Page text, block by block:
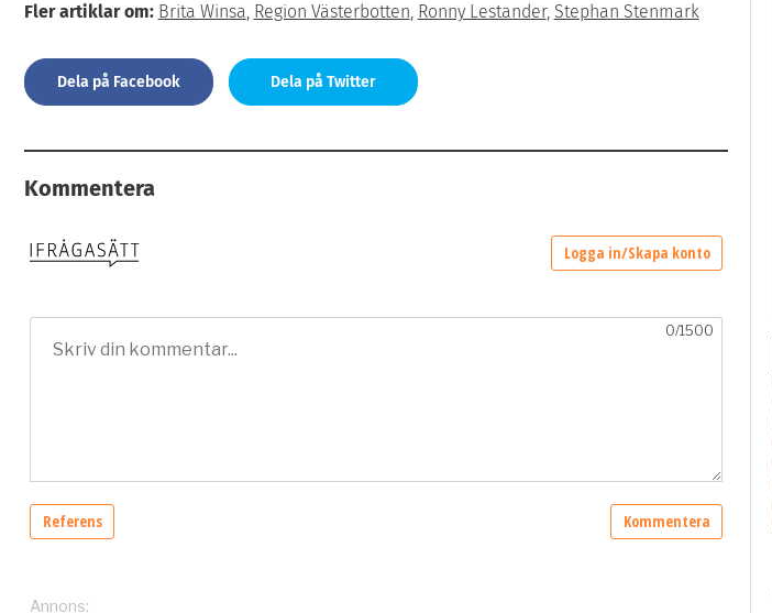
Fler artiklar om: Brita Winsa, Region Västerbotten, Ronny Lestander, Stephan Stenmark
Dela på Facebook Dela på Twitter
Kommentera